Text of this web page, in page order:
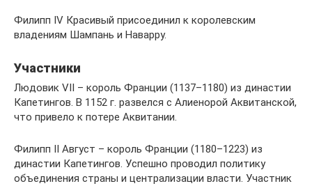
Филипп IV Красивый присоединил к королевским
владениям Шампань и Наварру.
Участники
Людовик VII – король Франции (1137–1180) из династии
Капетингов. В 1152 г. развелся с Алиенорой Аквитанской,
что привело к потере Аквитании.
Филипп II Август – король Франции (1180–1223) из
династии Капетингов. Успешно проводил политику
объединения страны и централизации власти. Участник